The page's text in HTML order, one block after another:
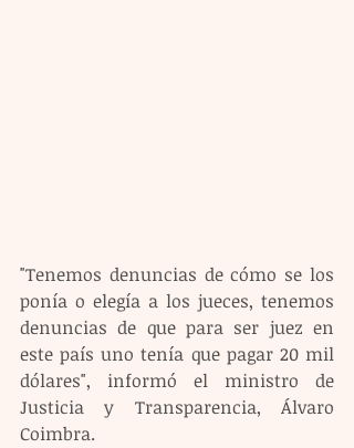
"Tenemos denuncias de cómo se los
ponía o elegía a los jueces, tenemos
denuncias de que para ser juez en
este país uno tenía que pagar 20 mil
dólares", informó el ministro de
Justicia y Transparencia, Álvaro
Coimbra.